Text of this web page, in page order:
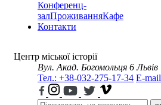
Конференц-
залПроживанняКафе
Контакти
Центр міської історії
Вул. Акад. Богомольця 6
Тел.: +38-032-275-17-34 E-